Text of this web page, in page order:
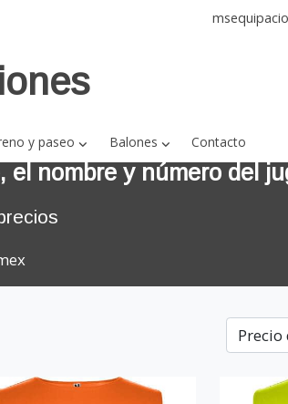
y paseo Balones Contacto
el nombre y número del